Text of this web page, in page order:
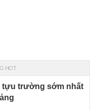
HOT
tựu trường sớm nhất